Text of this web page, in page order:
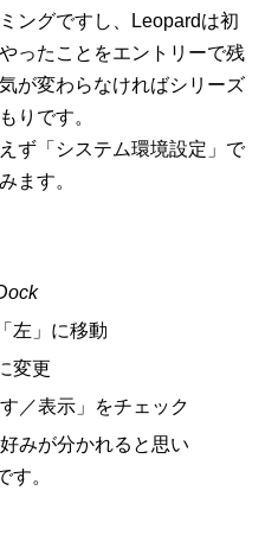
ングですし、Leopardは初
ったことをエントリーで残
が変わらなければシリーズ
りです。
ず「システム環境設定」で
ます。
左」に移動
変更
／表示」をチェック
みが分かれると思い
す。